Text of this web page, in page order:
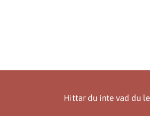
Hittar du inte vad du